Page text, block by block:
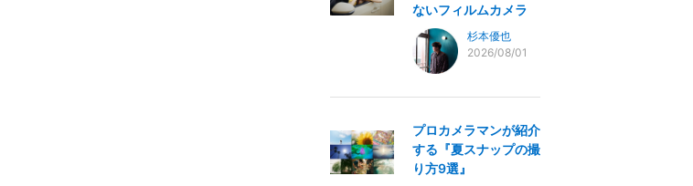
ないフィルムカメラ
杉本優也
2026/08/01
プロカメラマンが紹介
する『夏スナップの撮
り方9選』